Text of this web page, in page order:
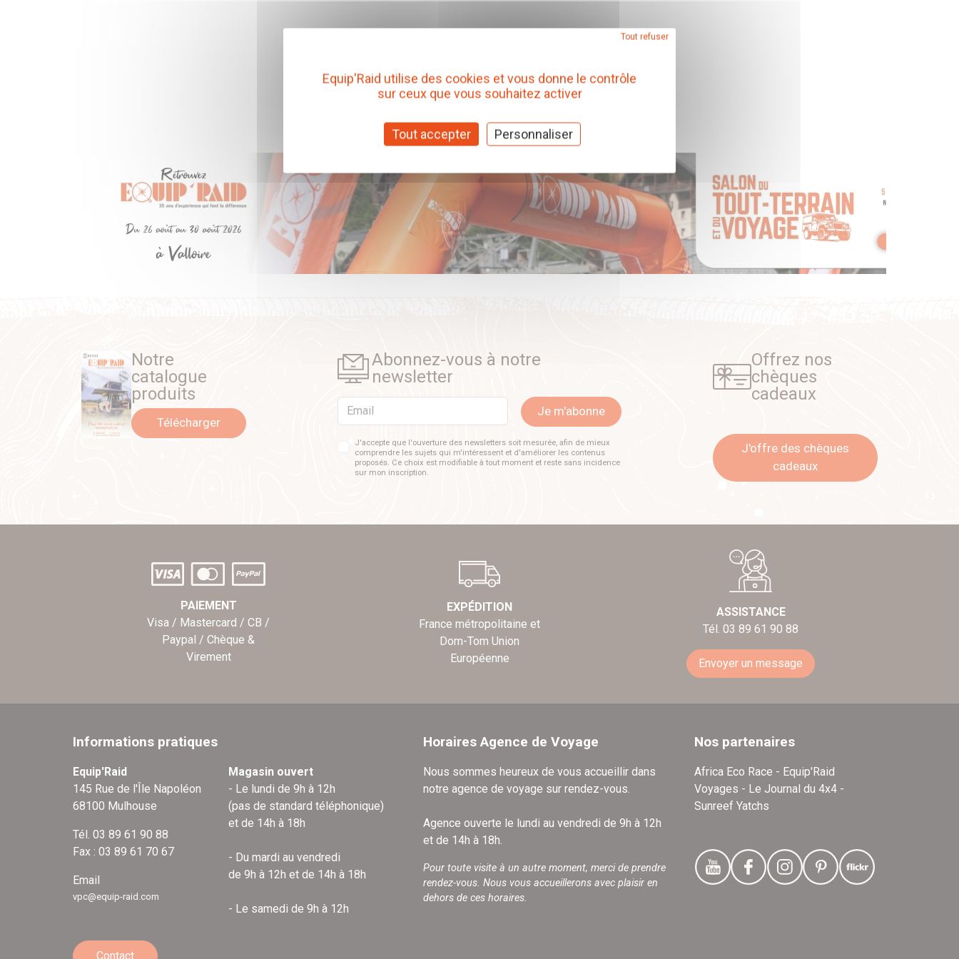
Notre
catalogue
produits
Télécharger
Abonnez-vous à notre
newsletter
Email Je m'abonne
J'accepte que l'ouverture des newsletters soit mesurée, afin de mieux
comprendre les sujets qui m'intéressent et d'améliorer les contenus
proposés. Ce choix est modifiable à tout moment et reste sans incidence
sur mon inscription.
Offrez nos
chèques
cadeaux
J'offre des chèques
cadeaux
PAIEMENT
Visa / Mastercard / CB /
Paypal / Chèque &
Virement
EXPÉDITION
France métropolitaine et
Dom-Tom Union
Européenne
ASSISTANCE
Tél. 03 89 61 90 88
Envoyer un message
Informations pratiques
Equip'Raid
145 Rue de l'Île Napoléon
68100 Mulhouse
Tél. 03 89 61 90 88
Fax : 03 89 61 70 67
Email
vpc@equip-raid.com
Magasin ouvert
- Le lundi de 9h à 12h
(pas de standard téléphonique)
et de 14h à 18h
- Du mardi au vendredi
de 9h à 12h et de 14h à 18h
- Le samedi de 9h à 12h
Contact
Horaires Agence de Voyage
Nous sommes heureux de vous accueillir dans
notre agence de voyage sur rendez-vous.
Agence ouverte le lundi au vendredi de 9h à 12h
et de 14h à 18h.
Pour toute visite à un autre moment, merci de prendre
rendez-vous. Nous vous accueillerons avec plaisir en
dehors de ces horaires.
Nos partenaires
Africa Eco Race - Equip'Raid
Voyages - Le Journal du 4x4 -
Sunreef Yatchs
Equip'Raid utilise des cookies et vous donne le contrôle
sur ceux que vous souhaitez activer
Tout accepter
Tout refuser
Personnaliser